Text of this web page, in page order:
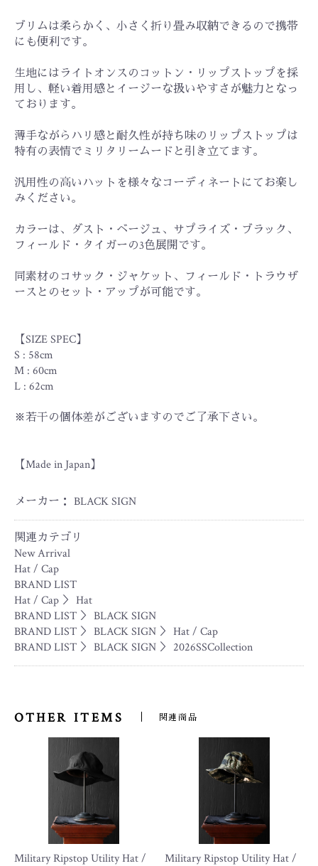
お買い物を続ける カートへ進む
ブリムは柔らかく、小さく折り畳み収納できるので携帯
にも便利です。
生地にはライトオンスのコットン・リップストップを採
用し、軽い着用感とイージーな扱いやすさが魅力となっ
ております。
薄手ながらハリ感と耐久性が持ち味のリップストップは
特有の表情でミリタリームードと引き立てます。
汎用性の高いハットを様々なコーディネートにてお楽し
みください。
カラーは、ダスト・ベージュ、サプライズ・ブラック、
フィールド・タイガーの3色展開です。
同素材のコサック・ジャケット、フィールド・トラウザ
ースとのセット・アップが可能です。
【SIZE SPEC】
S : 58cm
M : 60cm
L : 62cm
※若干の個体差がございますのでご了承下さい。
【Made in Japan】
メーカー： BLACK SIGN
関連カテゴリ
New Arrival
Hat / Cap
BRAND LIST
Hat / Cap ＞ Hat
BRAND LIST ＞ BLACK SIGN
BRAND LIST ＞ BLACK SIGN ＞ Hat / Cap
BRAND LIST ＞ BLACK SIGN ＞ 2026SSCollection
OTHER ITEMS 関連商品
Military Ripstop Utility Hat /
Military Ripstop Utility Hat /